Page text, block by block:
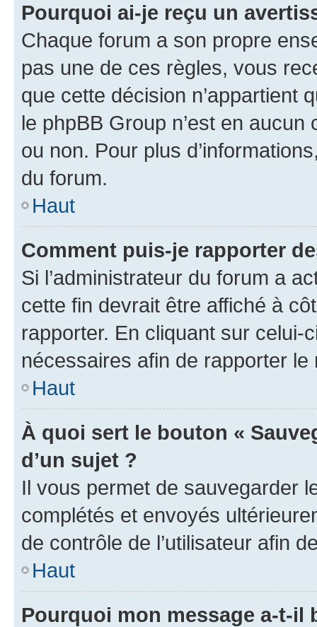
Pourquoi ai-je reçu un
Chaque forum a son propre
pas une de ces règles, vous
que cette décision n’appartient
le phpBB Group n’est en
ou non. Pour plus
du forum.
Haut
Comment puis-je rapporter
Si l’administrateur du forum a
cette fin devrait être affiché à
rapporter. En cliquant sur
nécessaires afin de rapporter le
Haut
À quoi sert le bouton «
d’un sujet ?
Il vous permet de sauvegarder
complétés et envoyés
de contrôle de l’utilisateur afin
Haut
Pourquoi mon message a-t-il